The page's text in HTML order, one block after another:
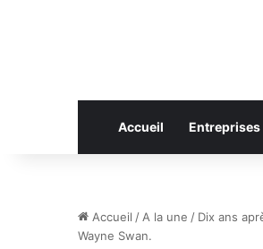
Accueil Entreprises
Accueil / A la une / Dix ans
Wayne Swan.